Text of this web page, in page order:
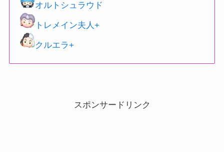
オルトシュラウド
トレメイン夫人+
クルエラ+
スポンサードリンク